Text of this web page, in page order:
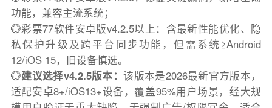
功能，兼容主流系统；
💮彩票77软件安卓版v4.2.5以上：含最新性能优化、隐
私保护升级及跨平台同步功能，但需系统≥Android
12/iOS 15，旧设备慎选。
💮建议选择v4.2.5版本：该版本是2026最新官方版本，
适配安卓8+/iOS13+设备，覆盖95%用户场景，经大规